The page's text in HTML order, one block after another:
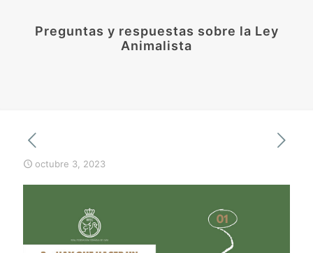
Preguntas y respuestas sobre la Ley
Animalista
octubre 3, 2023